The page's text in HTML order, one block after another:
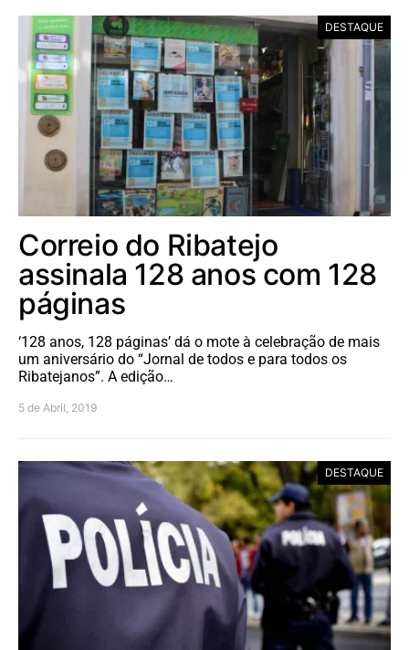
DESTAQUE
Correio do Ribatejo
assinala 128 anos com 128
páginas
‘128 anos, 128 páginas’ dá o mote à celebração de mais
um aniversário do “Jornal de todos e para todos os
Ribatejanos”. A edição…
5 de Abril, 2019
DESTAQUE